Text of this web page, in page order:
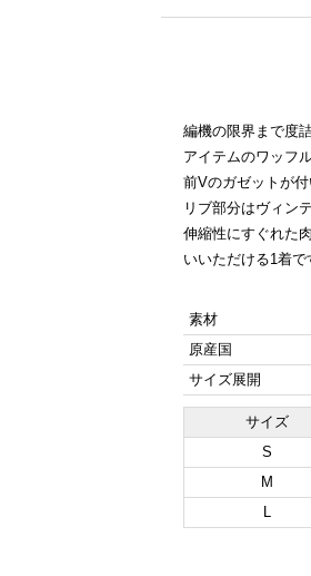
編機の限界まで度
アイテムのワッフ
前Vのガゼットが
リブ部分はヴィン
伸縮性にすぐれた
いいただける1着で
素材
原産国
サイズ展開
サイズ
S
M
L